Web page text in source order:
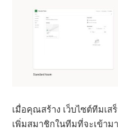
เมื่อคุณสร้าง เว็บไซต์ทีมเ
เพิ่มสมาชิกในทีมที่จะเข้า